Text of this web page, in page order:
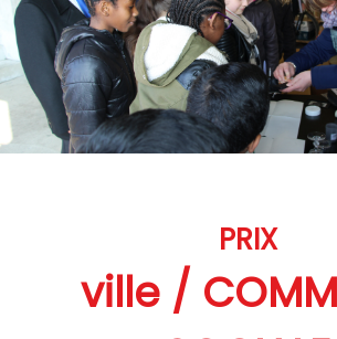
PRIX
ville /